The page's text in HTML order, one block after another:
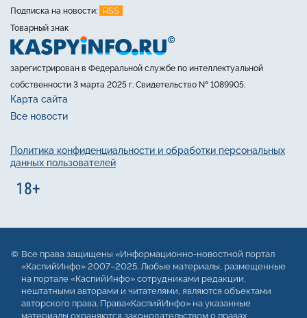
Подписка на новости:
RSS
Товарный знак
зарегистрирован в Федеральной службе по интеллектуальной
собственности 3 марта 2025 г. Свидетельство № 1089905.
Карта сайта
Все новости
Политика конфиденциальности и обработки персональных
данных пользователей
Все права защищены «Информационно-новостной портал
«КаспийИнфо» 2007–2025. Любые материалы, размещенные
на портале «КаспийИнфо» сотрудниками редакции,
нештатными авторами и читателями, являются объектами
авторского права. Права«КаспийИнфо» на указанные
материалы охраняются законодательством о правах